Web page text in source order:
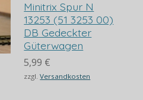
Minitrix Spur N
13253 (51 3253 00)
DB Gedeckter
Güterwagen
5,99 €
zzgl.Versandkosten